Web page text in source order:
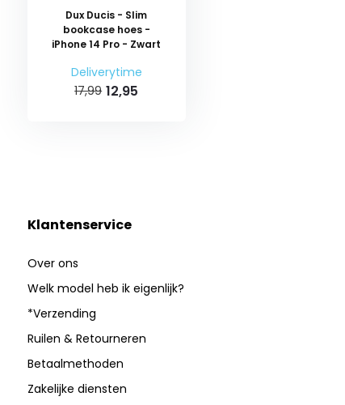
Dux Ducis - Slim
bookcase hoes -
iPhone 14 Pro - Zwart
Deliverytime
17,99 12,95
Klantenservice
Over ons
Welk model heb ik eigenlijk?
*Verzending
Ruilen & Retourneren
Betaalmethoden
Zakelijke diensten